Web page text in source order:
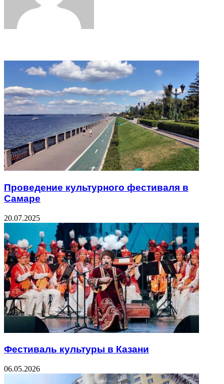
Проведение культурного фестиваля в
Самаре
20.07.2025
Фестиваль культуры в Казани
06.05.2026